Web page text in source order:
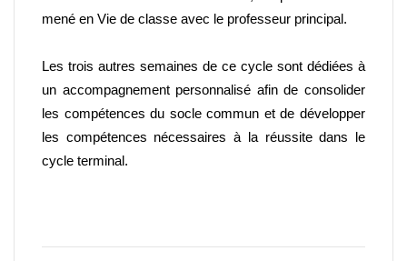
mené en Vie de classe avec le professeur principal.
Les trois autres semaines de ce cycle sont dédiées à
un accompagnement personnalisé afin de consolider
les compétences du socle commun et de développer
les compétences nécessaires à la réussite dans le
cycle terminal.